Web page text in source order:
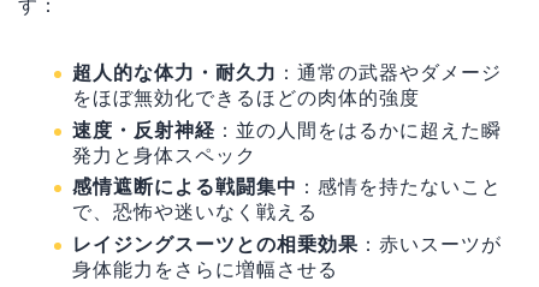
す：
超人的な体力・耐久力 ：通常の武器やダメージ
をほぼ無効化できるほどの肉体的強度
速度・反射神経 ：並の人間をはるかに超えた瞬
発力と身体スペック
感情遮断による戦闘集中 ：感情を持たないこと
で、恐怖や迷いなく戦える
レイジングスーツとの相乗効果 ：赤いスーツが
身体能力をさらに増幅させる